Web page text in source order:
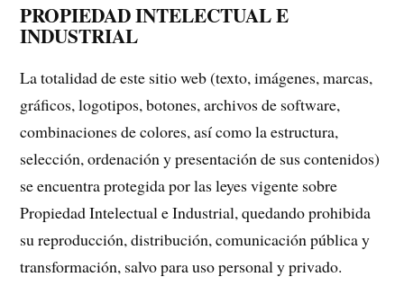
PROPIEDAD INTELECTUAL E
INDUSTRIAL
La totalidad de este sitio web (texto, imágenes, marcas,
gráficos, logotipos, botones, archivos de software,
combinaciones de colores, así como la estructura,
selección, ordenación y presentación de sus contenidos)
se encuentra protegida por las leyes vigente sobre
Propiedad Intelectual e Industrial, quedando prohibida
su reproducción, distribución, comunicación pública y
transformación, salvo para uso personal y privado.